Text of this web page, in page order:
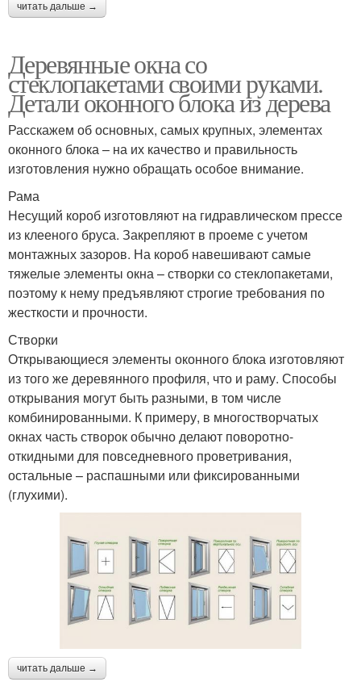
читать дальше →
Деревянные окна со
стеклопакетами своими руками.
Детали оконного блока из дерева
Расскажем об основных, самых крупных, элементах
оконного блока – на их качество и правильность
изготовления нужно обращать особое внимание.
Рама
Несущий короб изготовляют на гидравлическом прессе
из клееного бруса. Закрепляют в проеме с учетом
монтажных зазоров. На короб навешивают самые
тяжелые элементы окна – створки со стеклопакетами,
поэтому к нему предъявляют строгие требования по
жесткости и прочности.
Створки
Открывающиеся элементы оконного блока изготовляют
из того же деревянного профиля, что и раму. Способы
открывания могут быть разными, в том числе
комбинированными. К примеру, в многостворчатых
окнах часть створок обычно делают поворотно-
откидными для повседневного проветривания,
остальные – распашными или фиксированными
(глухими).
читать дальше →